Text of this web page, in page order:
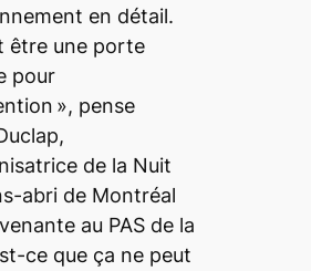
en détail.
être une porte
pour
», pense
de la Nuit
abri de Montréal
au PAS de la
ce que ça ne peut